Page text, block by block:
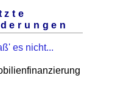
es nicht...